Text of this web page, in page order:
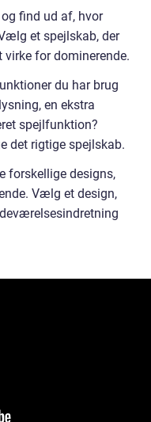
find ud af, hvor
et spejlskab, der
for dominerende.
du har brug
en ekstra
spejlfunktion?
det rigtige spejlskab.
forskellige designs,
Vælg et design,